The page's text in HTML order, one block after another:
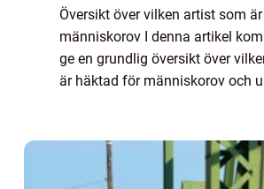
Översikt över vilken artist som
människorov I denna artikel
ge en grundlig översikt över
är häktad för människorov och